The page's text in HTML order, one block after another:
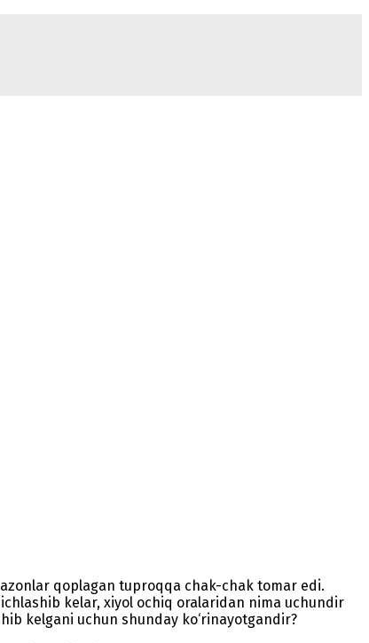
qoplagan tuproqqa chak-chak tomar edi.
kelar, xiyol ochiq oralaridan nima uchundir
kelgani uchun shunday ko‘rinayotgandir?